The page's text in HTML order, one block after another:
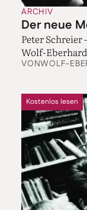
ARCHIV
Der neue
Peter Schreier
Wolf-
VONWOLF-
Kostenlos lesen